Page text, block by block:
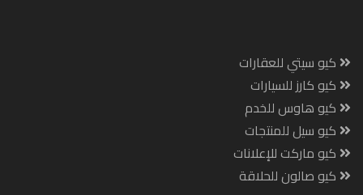
كيو سيتي للعقارات
كيو كارز للسيارات
كيو هاوس للخدم
كيو سيل للمنتجات
كيو ماركت للإعلانات
كيو صالون للحلاقة